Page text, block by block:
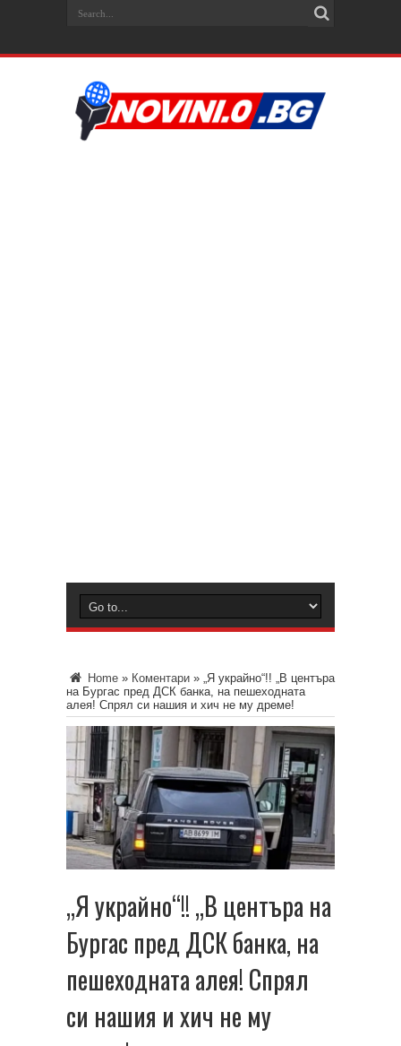
Home » Коментари » „Я украйно“!! „В центъра
на Бургас пред ДСК банка, на пешеходната
алея! Спрял си нашия и хич не му дреме!
„Я украйно“!! „В центъра на
Бургас пред ДСК банка, на
пешеходната алея! Спрял
си нашия и хич не му